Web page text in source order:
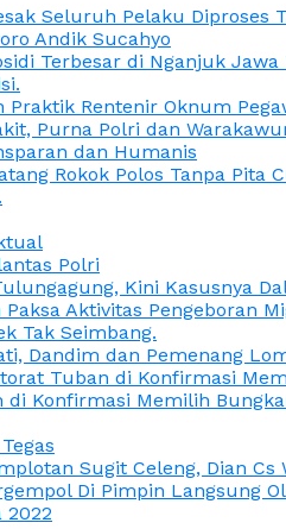
Seluruh Pelaku Diproses
Andik Sucahyo
Terbesar di Nganjuk
Rentenir Oknum
Purna Polri dan
dan Humanis
Rokok Polos Tanpa Pita
Polri
Kini Kasusnya
Aktivitas Pengeboran
Tak Seimbang.
Dandim dan Pemenang
Tuban di Konfirmasi
di Konfirmasi Memilih
Sugit Celeng, Dian Cs
Di Pimpin Langsung
2022